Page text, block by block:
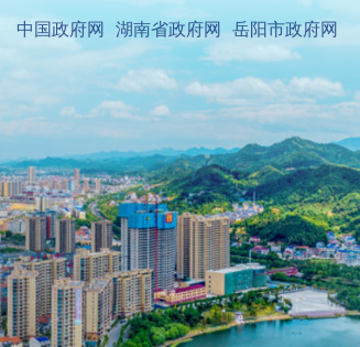
中国政府网 湖南省政府网 岳阳市政府网